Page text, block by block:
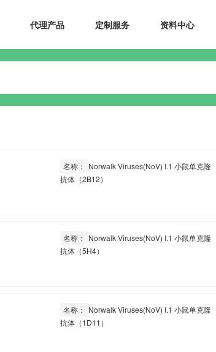
代理产品 定制服务 资料中心
名称：
Norwalk Viruses(NoV) I.1 小鼠单克隆
抗体（2B12）
名称：
Norwalk Viruses(NoV) I.1 小鼠单克隆
抗体（5H4）
名称：
Norwalk Viruses(NoV) I.1 小鼠单克隆
抗体（1D11）